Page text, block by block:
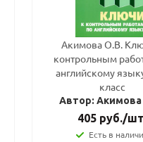
Акимова О.В.
контрольным
английскому
класс
Автор:
405руб./
Есть в